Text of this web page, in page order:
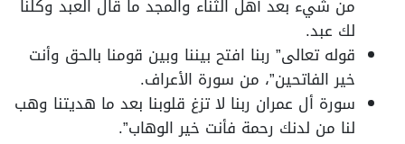
من شيء بعد أهل الثناء والمجد ما قال العبد وكلنا
لك عبد.
قوله تعالى” ربنا افتح بيننا وبين قومنا بالحق وأنت
خير الفاتحين”، من سورة الأعراف.
سورة أل عمران ربنا لا تزغ قلوبنا بعد ما هديتنا وهب
لنا من لدنك رحمة فأنت خير الوهاب”.